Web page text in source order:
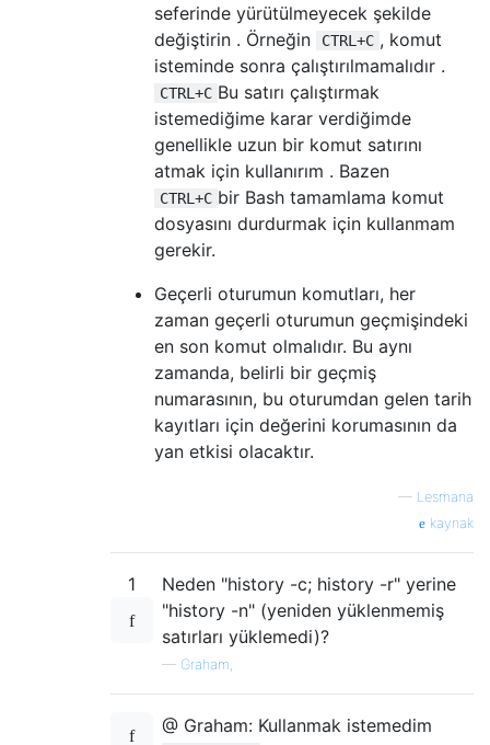
seferinde yürütülmeyecek şekilde
değiştirin . Örneğin
CTRL+C , komut
isteminde sonra çalıştırılmamalıdır .
CTRL+C Bu satırı çalıştırmak
istemediğime karar verdiğimde
genellikle uzun bir komut satırını
atmak için kullanırım . Bazen
CTRL+C bir Bash tamamlama komut
dosyasını durdurmak için kullanmam
gerekir.
Geçerli oturumun komutları, her
zaman geçerli oturumun geçmişindeki
en son komut olmalıdır. Bu aynı
zamanda, belirli bir geçmiş
numarasının, bu oturumdan gelen tarih
kayıtları için değerini korumasının da
yan etkisi olacaktır.
— Lesmana
kaynak
1
Neden "history -c; history -r" yerine
"history -n" (yeniden yüklenmemiş
satırları yüklemedi)?
— Graham,
@ Graham: Kullanmak istemedim